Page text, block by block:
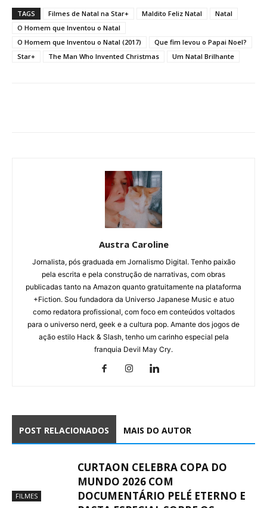
TAGS Filmes de Natal na Star+ Maldito Feliz Natal
Natal
O Homem que Inventou o Natal
O Homem que Inventou o Natal (2017)
Que fim levou o Papai Noel?
Star+
The Man Who Invented Christmas Um Natal Brilhante
Austra Caroline
Jornalista, pós graduada em Jornalismo Digital. Tenho paixão
pela escrita e pela construção de narrativas, com obras
publicadas tanto na Amazon quanto gratuitamente na plataforma
+Fiction. Sou fundadora da Universo Japanese Music e atuo
como redatora profissional, com foco em conteúdos voltados
para o universo nerd, geek e a cultura pop. Amante dos jogos de
ação estilo Hack & Slash, tenho um carinho especial pela
franquia Devil May Cry.
POST RELACIONADOS MAIS DO AUTOR
FILMES
CURTAON CELEBRA COPA DO
MUNDO 2026 COM
DOCUMENTÁRIO PELÉ ETERNO E